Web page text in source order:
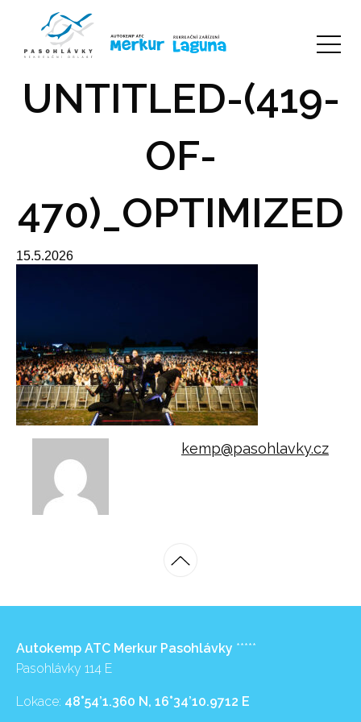
UNTITLED-(419-
OF-
470)_OPTIMIZED
15.5.2026
kemp@pasohlavky.cz
Autokemp ATC Merkur Pasohlávky *****
Pasohlávky 114 E
Lokace: 48°54’1.360 N, 16°34’10.9712 E